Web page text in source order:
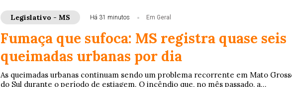
Legislativo - MS Há 31 minutos Em Geral
Fumaça que sufoca: MS registra quase seis
queimadas urbanas por dia
As queimadas urbanas continuam sendo um problema recorrente em Mato
do Sul durante o período de estiagem. O incêndio que, no mês passado, a...